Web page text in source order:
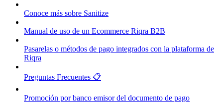
Conoce más sobre Sanitize
Manual de uso de un Ecommerce Riqra B2B
Pasarelas o métodos de pago integrados con la plataforma de
Riqra
Preguntas Frecuentes 📋
Promoción por banco emisor del documento de pago